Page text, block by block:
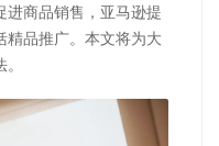
进商品销售，亚马逊提
精品推广。本文将为大